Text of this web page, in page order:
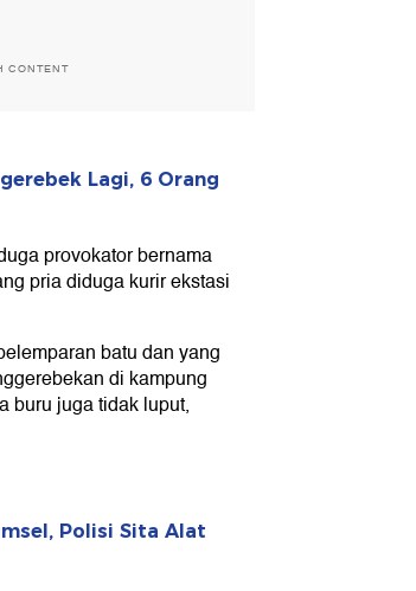
CONTENT
Lagi, 6 Orang
provokator bernama
pria diduga kurir ekstasi
batu dan yang
di kampung
buru juga tidak luput,
Polisi Sita Alat